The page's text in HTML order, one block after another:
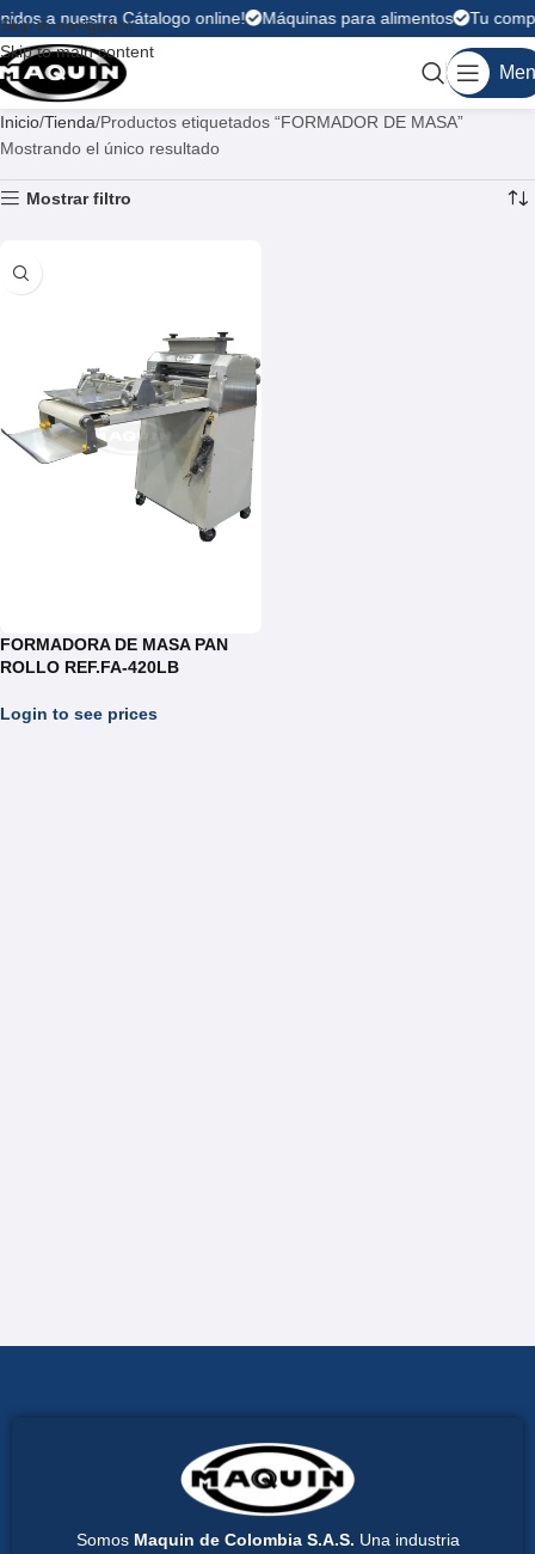
Skip to navigation
Skip to main content
a nuestra Cátalogo online! Máquinas para alimentos Tu
Inicio Tienda Productos etiquetados “FORMADOR DE MASA”
Mostrando el único resultado
Mostrar filtro
FORMADORA DE MASA PAN
ROLLO REF.FA-420LB
Login to see prices
Somos Maquin de Colombia S.A.S. Una industria